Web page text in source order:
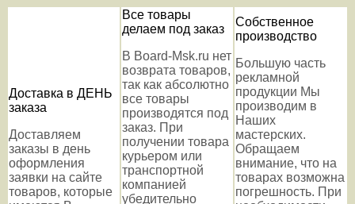
Доставка в ДЕНЬ
заказа
Доставляем
заказы в день
оформления
заявки на сайте
товаров, которые
Все товары
делаем под заказ
В Board-Msk.ru нет
возврата товаров,
так как абсолютно
все товары
производятся под
заказ. При
получении товара
курьером или
транспортной
компанией
убедительно
Собственное
производство
Большую часть
рекламной
продукции Мы
производим в
Наших
мастерских.
Обращаем
внимание, что на
товарах возможна
погрешность. При